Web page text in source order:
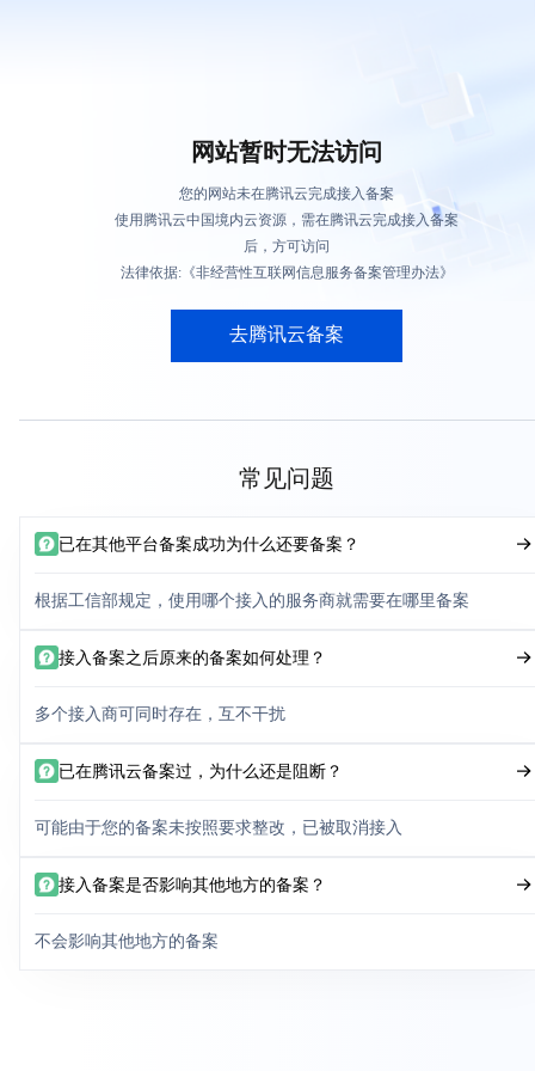
网站暂时无法访问
您的网站未在腾讯云完成接入备案
使用腾讯云中国境内云资源，需在腾讯云完成接入备案
后，方可访问
法律依据:《非经营性互联网信息服务备案管理办法》
去腾讯云备案
常见问题
已在其他平台备案成功为什么还要备案？
根据工信部规定，使用哪个接入的服务商就需要在哪里备案
接入备案之后原来的备案如何处理？
多个接入商可同时存在，互不干扰
已在腾讯云备案过，为什么还是阻断？
可能由于您的备案未按照要求整改，已被取消接入
接入备案是否影响其他地方的备案？
不会影响其他地方的备案